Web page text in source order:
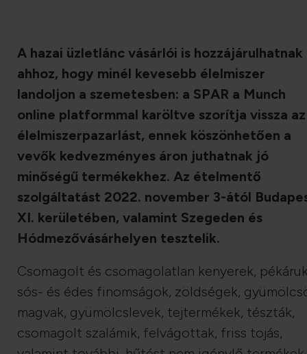
A hazai üzletlánc vásárlói is hozzájárulhatnak
ahhoz, hogy minél kevesebb élelmiszer
landoljon a szemetesben: a SPAR a Munch
online platformmal karöltve szorítja vissza az
élelmiszerpazarlást, ennek köszönhetően a
vevők kedvezményes áron juthatnak jó
minőségű termékekhez. Az ételmentő
szolgáltatást 2022. november 3-ától
XI. kerületében, valamint Szegeden és
Hódmezővásárhelyen tesztelik.
Csomagolt és csomagolatlan kenyerek,
sós- és édes finomságok, zöldségek,
magvak, gyümölcslevek, tejtermékek, tészták,
csomagolt szalámik, felvágottak, friss tojás,